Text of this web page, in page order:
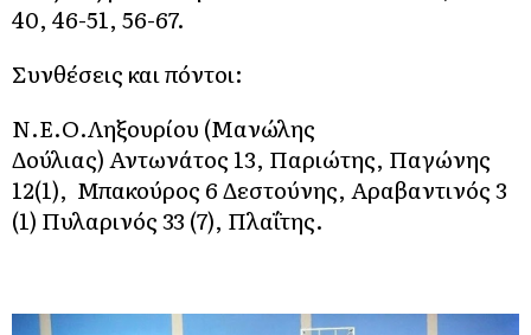
40, 46-51, 56-67.
Συνθέσεις και πόντοι:
Ν.Ε.Ο.Ληξουρίου (Μανώλης
Δούλιας) Αντωνάτος 13, Παριώτης, Παγώνης
12(1), Μπακούρος 6 Δεστούνης, Αραβαντινός 3
(1) Πυλαρινός 33 (7), Πλαΐτης.